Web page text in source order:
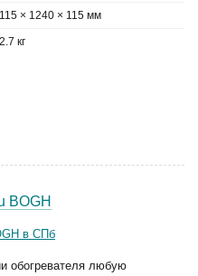
115 × 1240 × 115 мм
2.7 кг
BOGH
обогревателя любую